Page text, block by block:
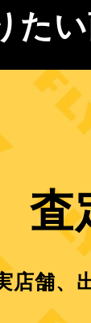
た
査
店舗、